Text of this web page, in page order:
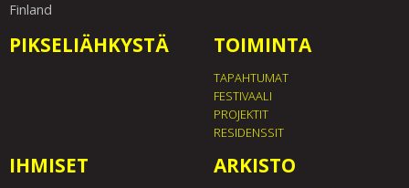
Finland
PIKSELIÄHKYSTÄ TOIMINTA
TAPAHTUMAT
FESTIVAALI
PROJEKTIT
RESIDENSSIT
IHMISET ARKISTO